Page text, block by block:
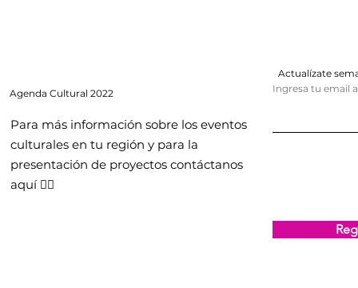
Agenda Cultural 2022
Para más información sobre los eventos
culturales en tu región y para la
presentación de proyectos contáctanos
aquí 👇🏻
Actualízate
Ingresa tu email